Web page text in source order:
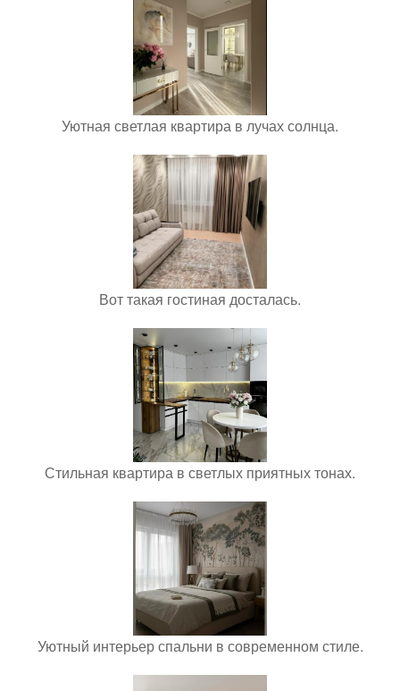
Уютная светлая квартира в лучах солнца.
Вот такая гостиная досталась.
Стильная квартира в светлых приятных тонах.
Уютный интерьер спальни в современном стиле.